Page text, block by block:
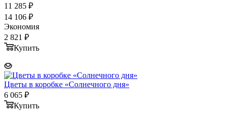
11 285 ₽
14 106 ₽
Экономия
2 821 ₽
Купить
Цветы в коробке «Солнечного дня»
6 065 ₽
Купить